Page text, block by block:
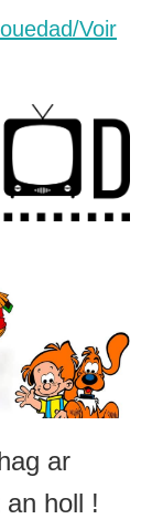
Voir
ar
holl !